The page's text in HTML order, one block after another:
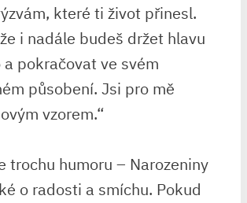
které ti‍ život přinesl.⁤
i nadále budeš⁤ držet hlavu
pokračovat ve svém
působení. Jsi‌ pro‌ mě
vzorem.“
trochu ‍humoru​ – Narozeniny
o radosti a smíchu. Pokud